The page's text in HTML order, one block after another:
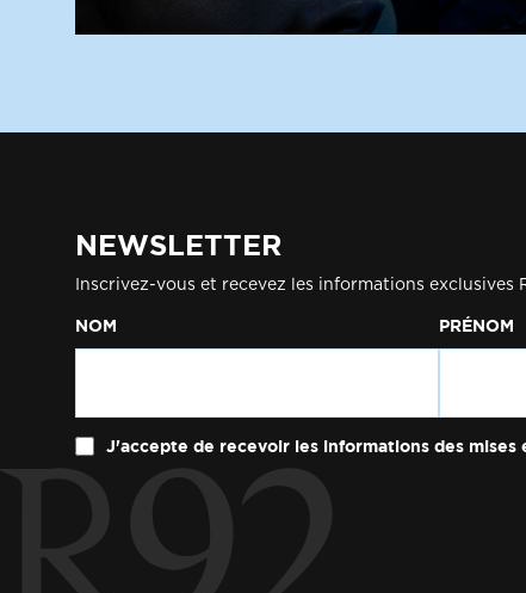
NEWSLETTER
Inscrivez-vous et recevez les informations exclusives
NOM PRÉNOM
J'accepte de recevoir les informations des